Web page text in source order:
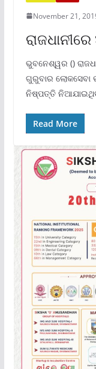
November 21,
ଭୁବନେଶ୍ୱର ()
ଗୁରୁବାର ଲୋକସେବା
ନିଷ୍ପତ୍ତି
Read More